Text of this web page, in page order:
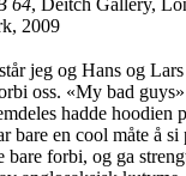
64, Deitch Gallery,
2009
jeg og Hans og
oss. «My bad
hadde hoodien
bare en cool måte å si
forbi, og ga